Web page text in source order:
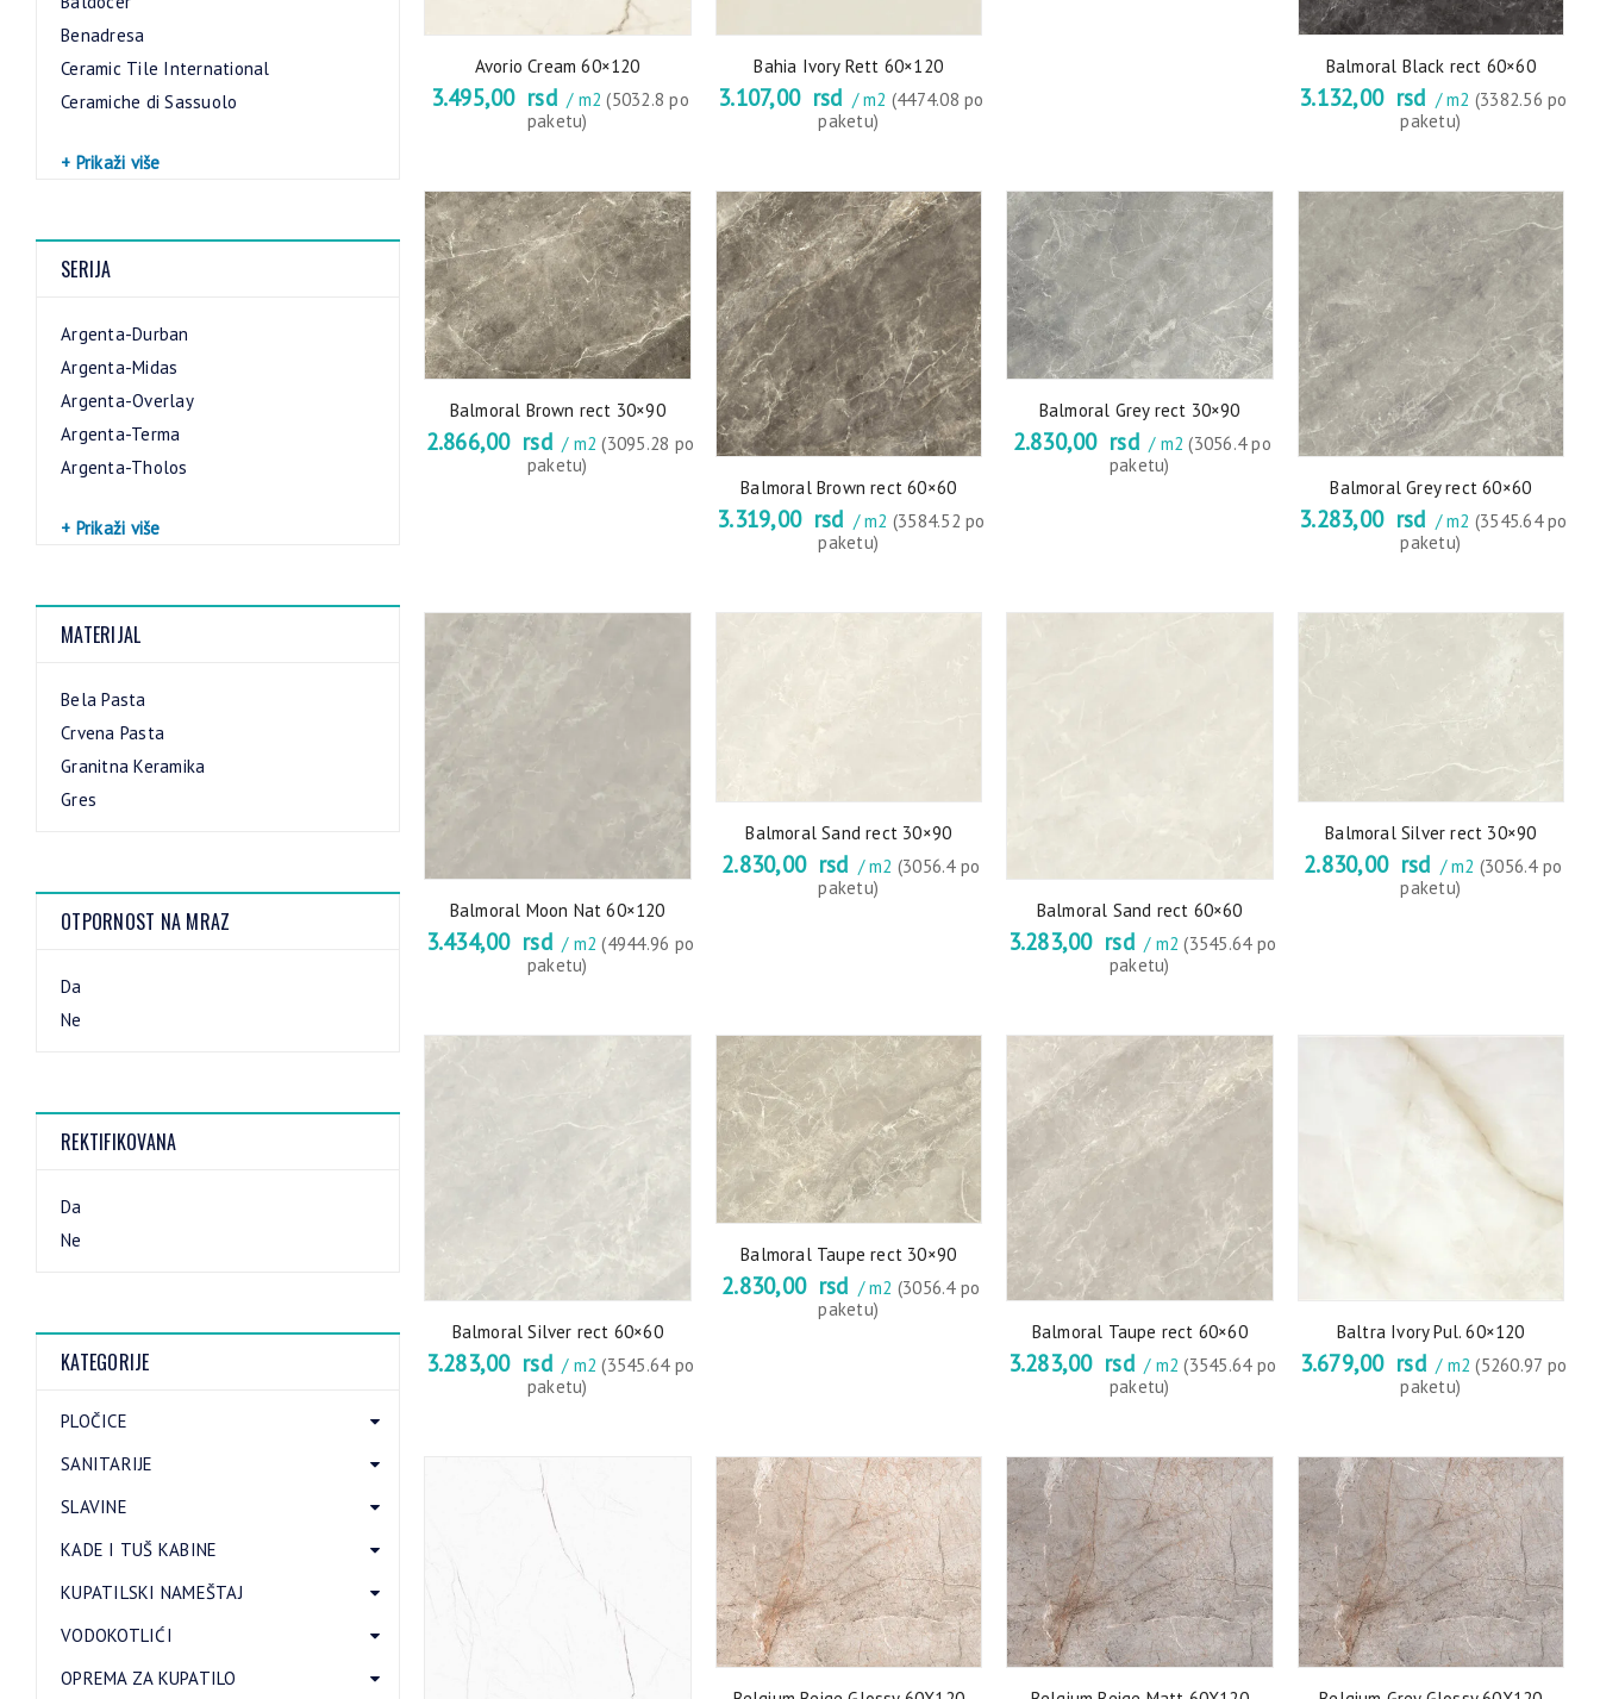
Benadresa
Ceramic Tile International
Ceramiche di Sassuolo
+ Prikaži više
SERIJA
Argenta-Durban
Argenta-Midas
Argenta-Overlay
Argenta-Terma
Argenta-Tholos
+ Prikaži više
MATERIJAL
Bela Pasta
Crvena Pasta
Granitna Keramika
Gres
OTPORNOST NA MRAZ
Da
Ne
REKTIFIKOVANA
Da
Ne
KATEGORIJE
PLOČICE
SANITARIJE
SLAVINE
KADE I TUŠ KABINE
KUPATILSKI NAMEŠTAJ
VODOKOTLIĆI
OPREMA ZA KUPATILO
Avorio Cream 60×120
3.495,00 rsd / m2(5032.8 po
paketu)
Bahia Ivory Rett 60×120
3.107,00 rsd / m2 (4474.08 po
paketu)
Balmoral Black rect 60×60
3.132,00 rsd / m2 (3382.56 po
paketu)
Balmoral Brown rect 30×90
2.866,00 rsd / m2(3095.28 po
paketu)
Balmoral Brown rect 60×60
3.319,00 rsd / m2 (3584.52 po
paketu)
Balmoral Grey rect 30×90
2.830,00 rsd / m2(3056.4 po
paketu)
Balmoral Grey rect 60×60
3.283,00 rsd / m2 (3545.64 po
paketu)
Balmoral Moon Nat 60×120
3.434,00 rsd / m2(4944.96 po
paketu)
Balmoral Sand rect 30×90
2.830,00 rsd / m2 (3056.4 po
paketu)
Balmoral Sand rect 60×60
3.283,00 rsd / m2(3545.64 po
paketu)
Balmoral Silver rect 30×90
2.830,00 rsd / m2 (3056.4 po
paketu)
Balmoral Silver rect 60×60
3.283,00 rsd / m2(3545.64 po
paketu)
Balmoral Taupe rect 30×90
2.830,00 rsd / m2 (3056.4 po
paketu)
Balmoral Taupe rect 60×60
3.283,00 rsd / m2(3545.64 po
paketu)
Baltra Ivory Pul. 60×120
3.679,00 rsd / m2(5260.97 po
paketu)